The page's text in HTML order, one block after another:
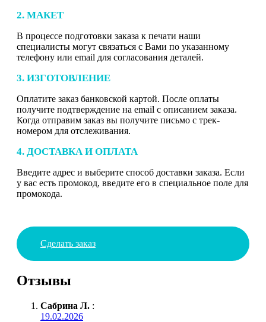
2. МАКЕТ
В процессе подготовки заказа к печати наши
специалисты могут связаться с Вами по указанному
телефону или email для согласования деталей.
3. ИЗГОТОВЛЕНИЕ
Оплатите заказ банковской картой. После оплаты
получите подтверждение на email с описанием заказа.
Когда отправим заказ вы получите письмо с трек-
номером для отслеживания.
4. ДОСТАВКА И ОПЛАТА
Введите адрес и выберите способ доставки заказа. Если
у вас есть промокод, введите его в специальное поле для
промокода.
Сделать заказ
Отзывы
Сабрина Л. :
19.02.2026